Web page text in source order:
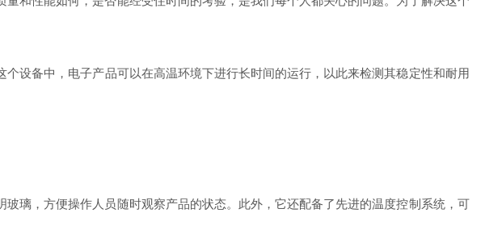
设备中，电子产品可以在高温环境下进行长时间的运行，以此来检测其稳定性和耐用
，方便操作人员随时观察产品的状态。此外，它还配备了先进的温度控制系统，可